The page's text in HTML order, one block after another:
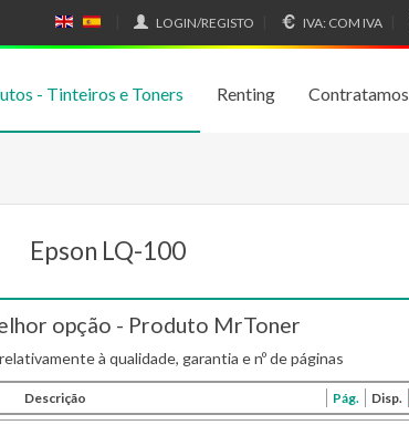
N
H
SP
OL
LOGIN/REGISTO IVA: COM IVA
- Tinteiros e Toners Renting Contratamos
Epson LQ-100
opção - Produto MrToner
à qualidade, garantia e nº de páginas
Descrição Pág. Disp.